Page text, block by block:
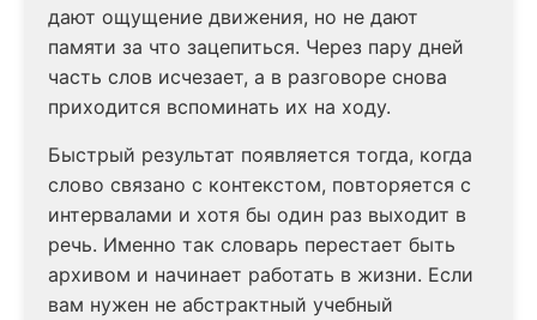
дают ощущение движения, но не дают
памяти за что зацепиться. Через пару дней
часть слов исчезает, а в разговоре снова
приходится вспоминать их на ходу.
Быстрый результат появляется тогда, когда
слово связано с контекстом, повторяется с
интервалами и хотя бы один раз выходит в
речь. Именно так словарь перестает быть
архивом и начинает работать в жизни. Если
вам нужен не абстрактный учебный